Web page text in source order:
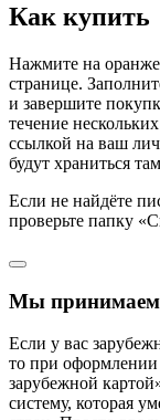
Как купить
Нажмите на
странице.
и завершите
течение
ссылкой на ваш
будут храниться
Если не найдёте
проверьте папку
Мы принимаем
Если у вас
то при оформлении
зарубежной
систему, которая